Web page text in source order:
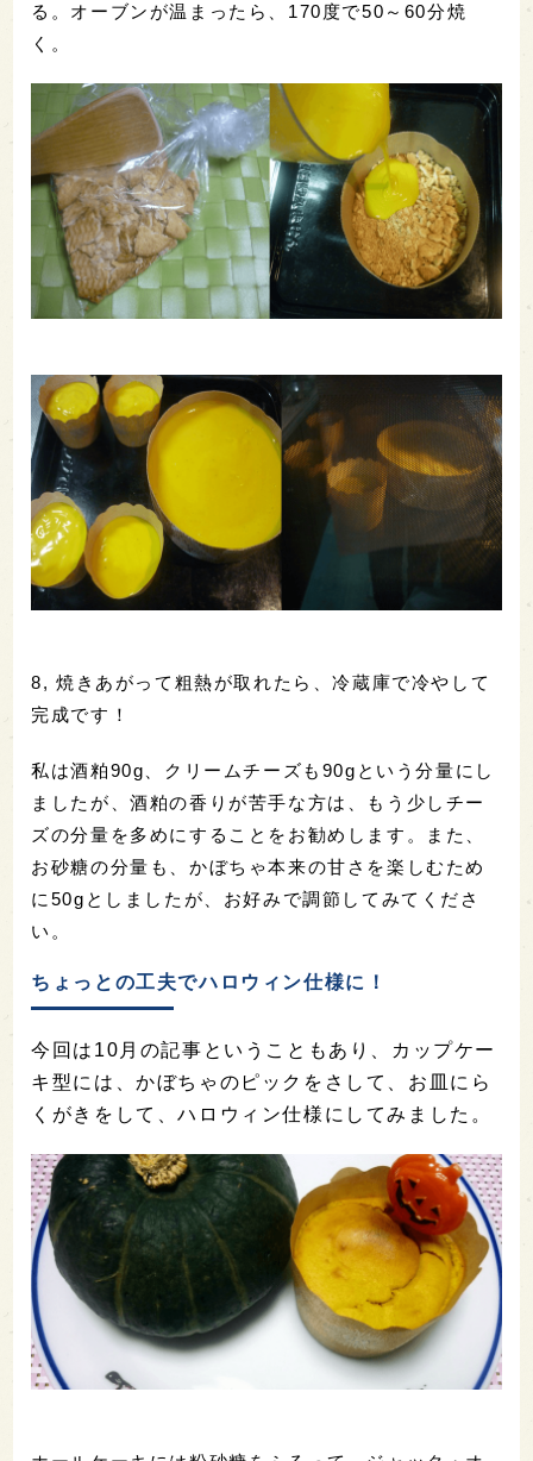
る。オーブンが温まったら、170度で50～60分焼
く。
8, 焼きあがって粗熱が取れたら、冷蔵庫で冷やして
完成です！
私は酒粕90g、クリームチーズも90gという分量にし
ましたが、酒粕の香りが苦手な方は、もう少しチー
ズの分量を多めにすることをお勧めします。また、
お砂糖の分量も、かぼちゃ本来の甘さを楽しむため
に50gとしましたが、お好みで調節してみてくださ
い。
ちょっとの工夫でハロウィン仕様に！
今回は10月の記事ということもあり、カップケー
キ型には、かぼちゃのピックをさして、お皿にら
くがきをして、ハロウィン仕様にしてみました。